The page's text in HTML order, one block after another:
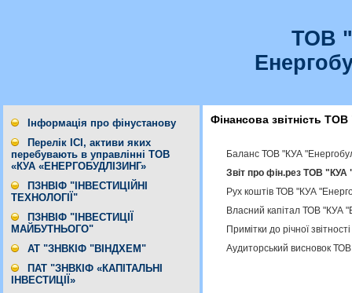
ТОВ
Інформація про фінустанову
Перелік ІСІ, активи яких
перебувають в управлінні ТОВ
«КУА «ЕНЕРГОБУДЛІЗИНГ»
ПЗНВІФ "ІНВЕСТИЦІЙНІ
ТЕХНОЛОГІЇ"
ПЗНВІФ "ІНВЕСТИЦІЇ
МАЙБУТНЬОГО"
АТ "ЗНВКІФ "ВІНДХЕМ"
ПАТ "ЗНВКІФ «КАПІТАЛЬНІ
ІНВЕСТИЦІЇ»
Фінансова звітність
Баланс ТОВ "КУА
Звіт про фін.рез ТОВ "КУА
Рух коштів ТОВ "КУА
Власний капітал ТОВ "КУА
Примітки до річної
Аудиторський висновок